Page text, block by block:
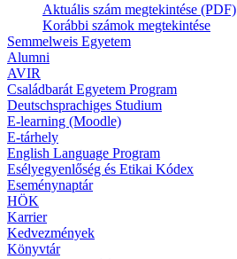
Aktuális szám megtekintése (PDF)
Korábbi számok megtekintése
Semmelweis Egyetem
Alumni
AVIR
Családbarát Egyetem Program
Deutschsprachiges Studium
E-learning (Moodle)
E-tárhely
English Language Program
Esélyegyenlőség és Etikai Kódex
Eseménynaptár
HÖK
Karrier
Kedvezmények
Könyvtár